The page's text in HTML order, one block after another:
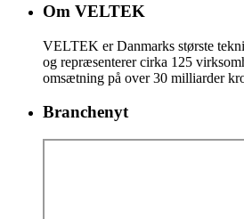
Om VELTEK
VELTEK er Danmarks største
og repræsenterer cirka 125
omsætning på over 30 milliarder
Branchenyt